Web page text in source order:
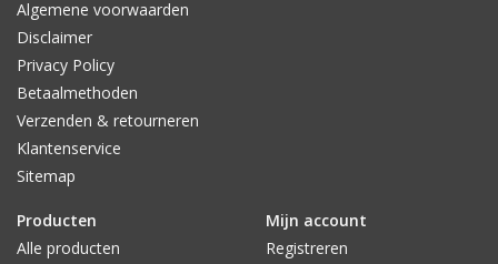
Algemene voorwaarden
Disclaimer
Privacy Policy
Betaalmethoden
Verzenden & retourneren
Klantenservice
Sitemap
Producten
Alle producten
Mijn account
Registreren